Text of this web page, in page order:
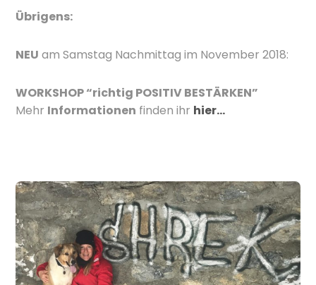
Übrigens:
NEU am Samstag Nachmittag im November 2018:
WORKSHOP “richtig POSITIV BESTÄRKEN”
Mehr Informationen finden ihr hier…